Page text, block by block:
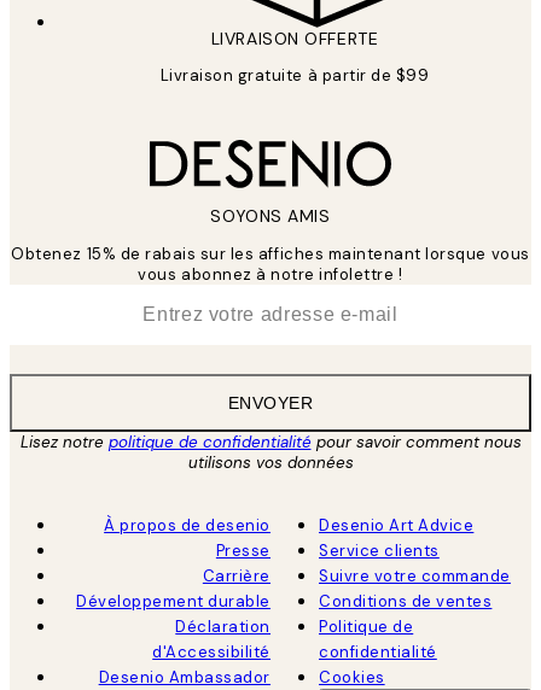
LIVRAISON OFFERTE
Livraison gratuite à partir de $99
SOYONS AMIS
Obtenez 15% de rabais sur les affiches maintenant lorsque vous
vous abonnez à notre infolettre !
ENVOYER
Lisez notre politique de confidentialitépour savoir comment nous
utilisons vos données
À propos de desenio
Presse
Carrière
Développement durable
Déclaration
d'Accessibilité
Desenio Ambassador
Desenio Art Advice
Service clients
Suivre votre commande
Conditions de ventes
Politique de
confidentialité
Cookies